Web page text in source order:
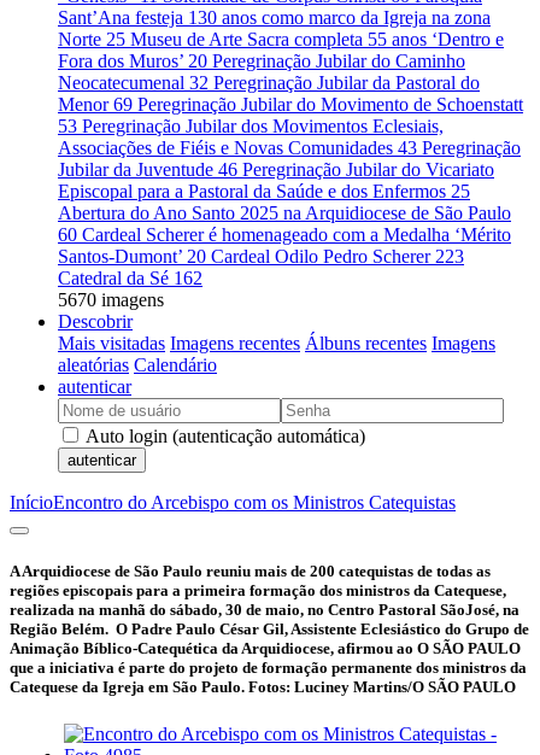
Sant’Ana festeja 130 anos como marco da Igreja na zona
Norte 25 Museu de Arte Sacra completa 55 anos ‘Dentro e
Fora dos Muros’ 20 Peregrinação Jubilar do Caminho
Neocatecumenal 32 Peregrinação Jubilar da Pastoral do
Menor69 Peregrinação Jubilar do Movimento de Schoenstatt
53 Peregrinação Jubilar dos Movimentos Eclesiais,
Associações de Fiéis e Novas Comunidades 43 Peregrinação
Jubilar da Juventude 46 Peregrinação Jubilar do Vicariato
Episcopal para a Pastoral da Saúde e dos Enfermos 25
Abertura do Ano Santo 2025 na Arquidiocese de São Paulo
60 Cardeal Scherer é homenageado com a Medalha ‘Mérito
Santos-Dumont’ 20 Cardeal Odilo Pedro Scherer 223
Catedral da Sé 162
5670 imagens
Descobrir
Mais visitadas Imagens recentes Álbuns recentes Imagens
aleatórias Calendário
autenticar
Auto login (autenticação automática)
autenticar
InícioEncontro do Arcebispo com os Ministros Catequistas
A Arquidiocese de São Paulo reuniu mais de 200 catequistas de todas as
regiões episcopais para a primeira formação dos ministros da Catequese,
realizada na manhã do sábado, 30 de maio, no Centro Pastoral SãoJosé, na
Região Belém. O Padre Paulo César Gil, Assistente Eclesiástico do Grupo de
Animação Bíblico-Catequética da Arquidiocese, afirmou ao O SÃO PAULO
que a iniciativa é parte do projeto de formação permanente dos ministros da
Catequese da Igreja em São Paulo. Fotos: Luciney Martins/O SÃO PAULO